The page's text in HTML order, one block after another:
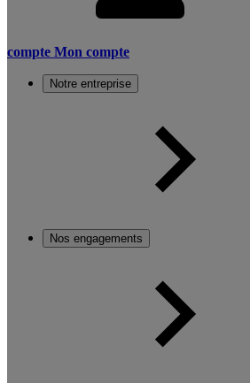
compte Mon compte
Notre entreprise
Nos engagements